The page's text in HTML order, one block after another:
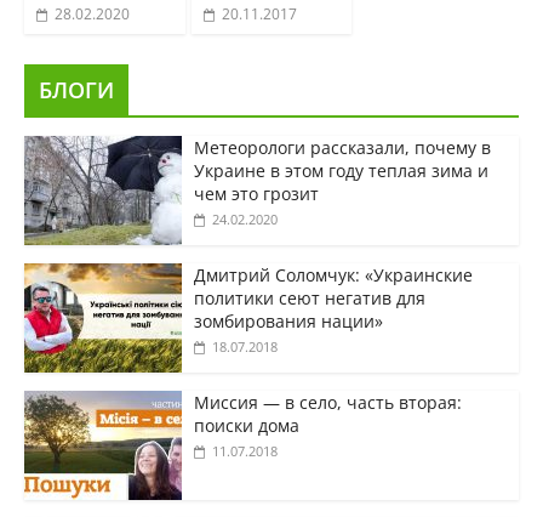
28.02.2020 20.11.2017
БЛОГИ
Метеорологи рассказали, почему в
Украине в этом году теплая зима и
чем это грозит
24.02.2020
Дмитрий Соломчук: «Украинские
политики сеют негатив для
зомбирования нации»
18.07.2018
Миссия — в село, часть вторая:
поиски дома
11.07.2018